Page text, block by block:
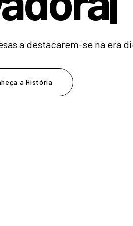
a destacarem-se na era
a História